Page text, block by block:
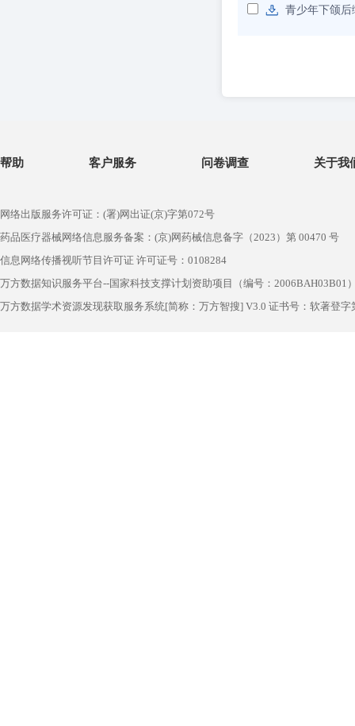
青少年下颌
帮助 客户服务 问卷调查 关于我
网络出版服务许可证：(署)网出证(京)字第072号
药品医疗器械网络信息服务备案：(京)网药械信息备字（2023）第 00470 号
信息网络传播视听节目许可证 许可证号：0108284
万方数据知识服务平台--国家科技支撑计划资助项目（编号：2006BAH03B01
万方数据学术资源发现获取服务系统[简称：万方智搜] V3.0 证书号：软著登字